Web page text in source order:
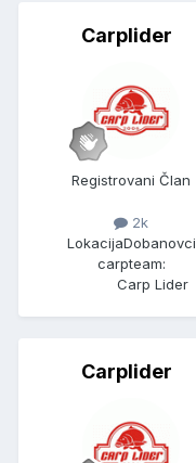
Carplider
Registrovani Član
2k
LokacijaDobanovci
carpteam:
Carp Lider
Carplider